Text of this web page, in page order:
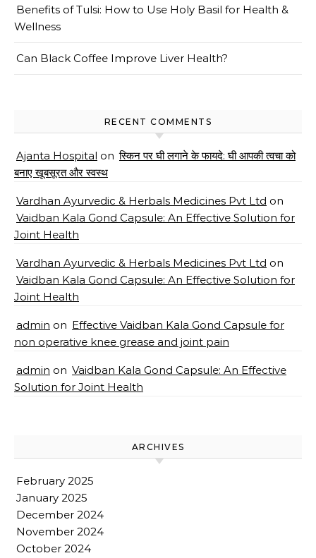
Benefits of Tulsi: How to Use Holy Basil for Health &
Wellness
Can Black Coffee Improve Liver Health?
RECENT COMMENTS
Ajanta Hospital on स्किन पर घी लगाने के फायदे: घी आपकी त्वचा को
बनाए खूबसूरत और स्वस्थ
Vardhan Ayurvedic & Herbals Medicines Pvt Ltd on
Vaidban Kala Gond Capsule: An Effective Solution for
Joint Health
Vardhan Ayurvedic & Herbals Medicines Pvt Ltd on
Vaidban Kala Gond Capsule: An Effective Solution for
Joint Health
admin on Effective Vaidban Kala Gond Capsule for
non operative knee grease and joint pain
admin on Vaidban Kala Gond Capsule: An Effective
Solution for Joint Health
ARCHIVES
February 2025
January 2025
December 2024
November 2024
October 2024